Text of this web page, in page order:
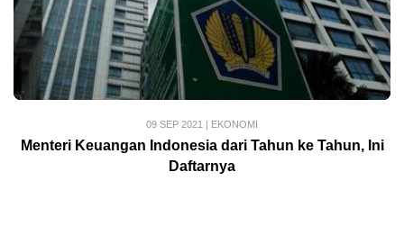
09 SEP 2021 | EKONOMI
Menteri Keuangan Indonesia dari Tahun ke Tahun, Ini
Daftarnya